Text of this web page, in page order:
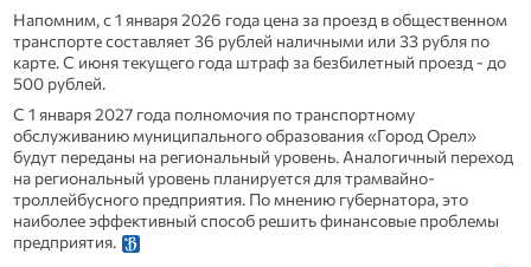
Напомним, с 1 января 2026 года цена за проезд в общественном
транспорте составляет 36 рублей наличными или 33 рубля по
карте. С июня текущего года штраф за безбилетный проезд - до
500 рублей.
С 1 января 2027 года полномочия по транспортному
обслуживанию муниципального образования «Город Орел»
будут переданы на региональный уровень. Аналогичный переход
на региональный уровень планируется для трамвайно-
троллейбусного предприятия. По мнению губернатора, это
наиболее эффективный способ решить финансовые проблемы
предприятия.